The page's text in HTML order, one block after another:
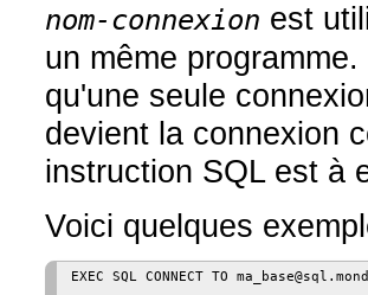
nom-connexion est
un même
qu'une seule
devient la connexion
instruction SQL est à
Voici quelques
EXEC SQL CONNECT TO